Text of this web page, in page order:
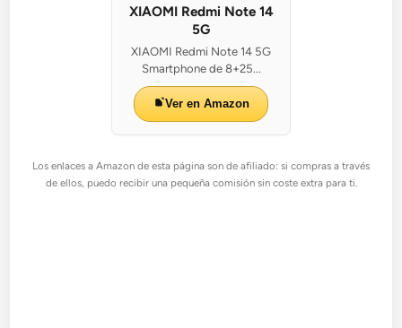
XIAOMI Redmi Note 14
5G
XIAOMI Redmi Note 14 5G
Smartphone de 8+25...
Ver en Amazon
Los enlaces a Amazon de esta página son de afiliado: si compras a través
de ellos, puedo recibir una pequeña comisión sin coste extra para ti.